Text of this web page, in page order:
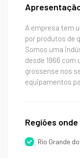
A empresa tem
por produtos de
Somos uma
desde 1966
grossense nos
equipamentos
Regiões
Rio Grande